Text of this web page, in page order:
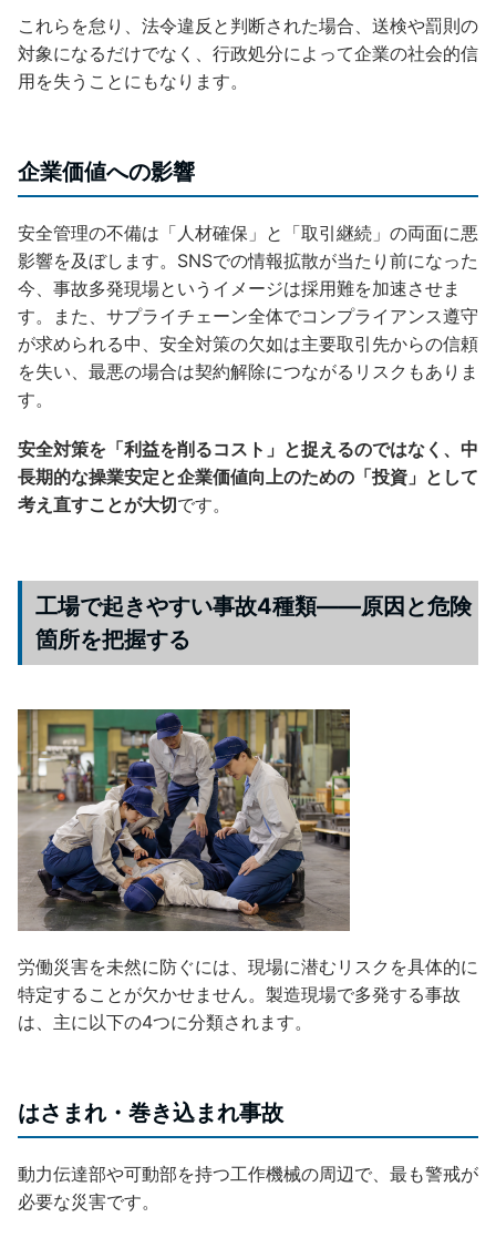
これらを怠り、法令違反と判断された場合、送検や罰則の
対象になるだけでなく、行政処分によって企業の社会的信
用を失うことにもなります。
企業価値への影響
安全管理の不備は「人材確保」と「取引継続」の両面に悪
影響を及ぼします。SNSでの情報拡散が当たり前になった
今、事故多発現場というイメージは採用難を加速させま
す。また、サプライチェーン全体でコンプライアンス遵守
が求められる中、安全対策の欠如は主要取引先からの信頼
を失い、最悪の場合は契約解除につながるリスクもありま
す。
安全対策を「利益を削るコスト」と捉えるのではなく、中
長期的な操業安定と企業価値向上のための「投資」として
考え直すことが大切です。
工場で起きやすい事故4種類——原因と危険
箇所を把握する
労働災害を未然に防ぐには、現場に潜むリスクを具体的に
特定することが欠かせません。製造現場で多発する事故
は、主に以下の4つに分類されます。
はさまれ・巻き込まれ事故
動力伝達部や可動部を持つ工作機械の周辺で、最も警戒が
必要な災害です。